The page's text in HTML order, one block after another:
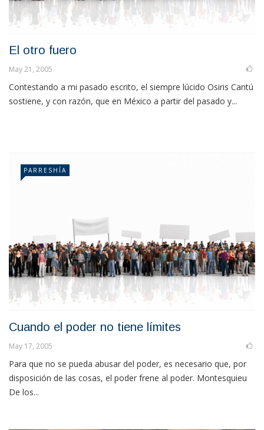
El otro fuero
May 21, 2005
Contestando a mi pasado escrito, el siempre lúcido Osiris Cantú
sostiene, y con razón, que en México a partir del pasado y...
PARRESHÍA
Cuando el poder no tiene límites
May 17, 2005
Para que no se pueda abusar del poder, es necesario que, por
disposición de las cosas, el poder frene al poder. Montesquieu
De los...